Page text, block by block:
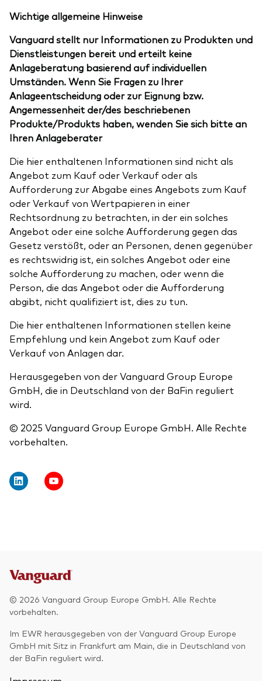
Wichtige allgemeine Hinweise
Vanguard stellt nur Informationen zu Produkten und
Dienstleistungen bereit und erteilt keine
Anlageberatung basierend auf individuellen
Umständen. Wenn Sie Fragen zu Ihrer
Anlageentscheidung oder zur Eignung bzw.
Angemessenheit der/des beschriebenen
Produkte/Produkts haben, wenden Sie sich bitte an
Ihren Anlageberater
Die hier enthaltenen Informationen sind nicht als
Angebot zum Kauf oder Verkauf oder als
Aufforderung zur Abgabe eines Angebots zum Kauf
oder Verkauf von Wertpapieren in einer
Rechtsordnung zu betrachten, in der ein solches
Angebot oder eine solche Aufforderung gegen das
Gesetz verstößt, oder an Personen, denen gegenüber
es rechtswidrig ist, ein solches Angebot oder eine
solche Aufforderung zu machen, oder wenn die
Person, die das Angebot oder die Aufforderung
abgibt, nicht qualifiziert ist, dies zu tun.
Die hier enthaltenen Informationen stellen keine
Empfehlung und kein Angebot zum Kauf oder
Verkauf von Anlagen dar.
Herausgegeben von der Vanguard Group Europe
GmbH, die in Deutschland von der BaFin reguliert
wird.
© 2025 Vanguard Group Europe GmbH. Alle Rechte
vorbehalten.
© 2026 Vanguard Group Europe GmbH. Alle Rechte
vorbehalten.
Im EWR herausgegeben von der Vanguard Group Europe
GmbH mit Sitz in Frankfurt am Main, die in Deutschland von
der BaFin reguliert wird.